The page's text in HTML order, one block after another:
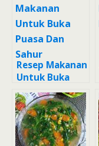
Resep Makanan
Untuk Buka
Puasa Dan
Sahur